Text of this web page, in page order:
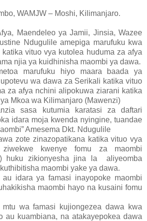
WAMJW – Moshi, Kilimanjaro.
Maendeleo ya Jamii, Jinsia, Wazee
Ndugulile amepiga marufuku kwa
vituo vya kutolea huduma za afya
njia ya kuidhinisha maombi ya dawa.
marufuku hiyo maara baada ya
wa dawa za Serikali katika vituo
za afya nchini alipokuwa ziarani katika
Mkoa wa Kilimanjaro (Mawenzi)
sasa kutumia karatasi za daftari
idara moja kwenda nyingine, tuandae
Amesema Dkt. Ndugulile
zote zinazopatikana katika vituo vya
ziwekwe kwenye fomu za maombi
huku zikionyesha jina la aliyeomba
maombi yake ya dawa.
idara ya famasi inayopoke maombi
maombi hayo na kusaini fomu
mtu wa famasi kujiongezea dawa kwa
au kuambiana, na atakayepokea dawa